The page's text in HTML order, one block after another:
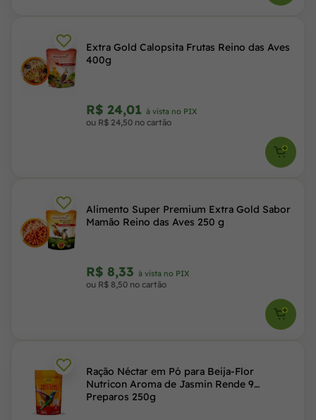
Extra Gold Calopsita Frutas Reino das Aves
400g
R$ 24,01 à vista no PIX
ou R$ 24,50 no cartão
Alimento Super Premium Extra Gold Sabor
Mamão Reino das Aves 250 g
R$ 8,33 à vista no PIX
ou R$ 8,50 no cartão
Ração Néctar em Pó para Beija-Flor
Nutricon Aroma de Jasmin Rende 9
Preparos 250g